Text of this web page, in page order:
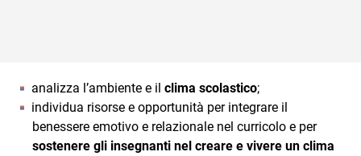
analizza l’ambiente e il clima scolastico;
individua risorse e opportunità per integrare il
benessere emotivo e relazionale nel curricolo e per
sostenere gli insegnanti nel creare e vivere un clima